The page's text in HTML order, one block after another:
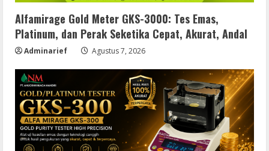
Alfamirage Gold Meter GKS-3000: Tes Emas,
Platinum, dan Perak Seketika Cepat, Akurat, Andal
Adminarief Agustus 7, 2026